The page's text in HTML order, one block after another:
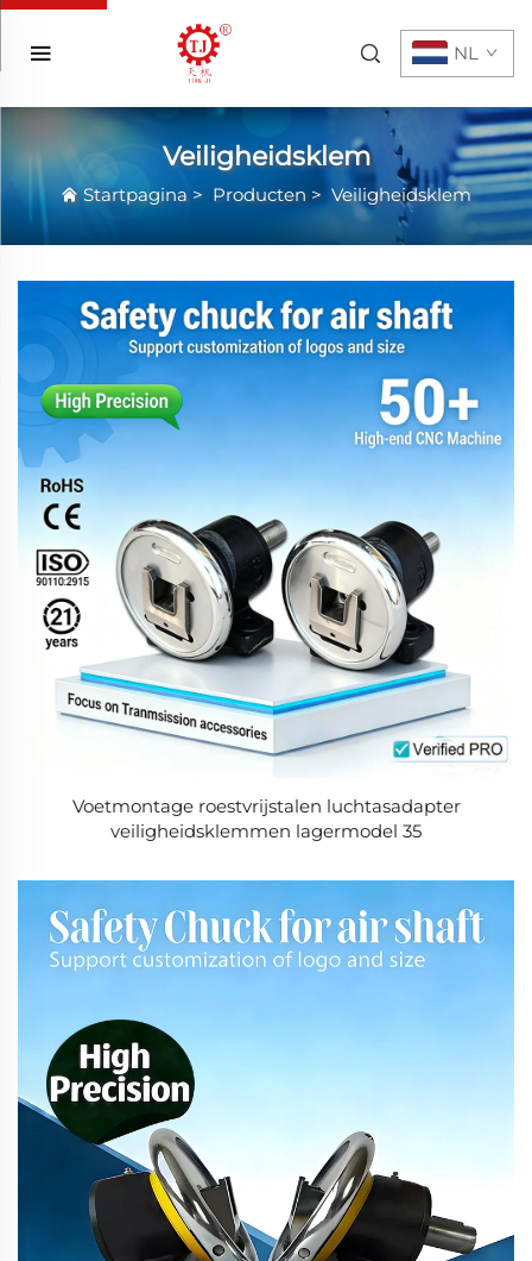
NL
Veiligheidsklem
Startpagina > Producten > Veiligheidsklem
Voetmontage roestvrijstalen luchtasadapter
veiligheidsklemmen lagermodel 35